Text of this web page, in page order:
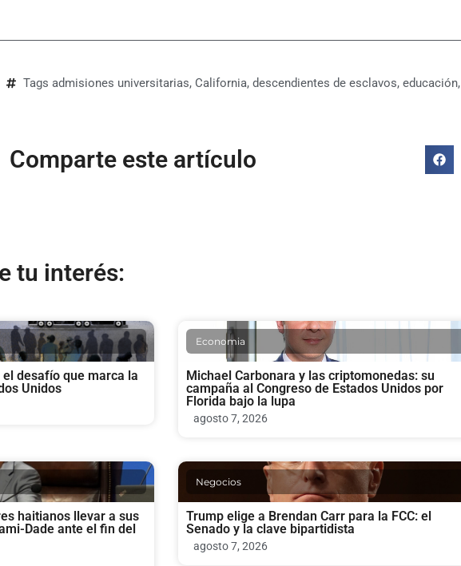
Tags admisiones universitarias, California, descendientes de esclavos, educación,
Comparte este artículo
tu interés:
desafío que marca la
Unidos
Economia
Michael Carbonara y las criptomonedas: su
campaña al Congreso de Estados Unidos por
Florida bajo la lupa
agosto 7, 2026
haitianos llevar a sus
Dade ante el fin del
Negocios
Trump elige a Brendan Carr para la FCC: el
Senado y la clave bipartidista
agosto 7, 2026